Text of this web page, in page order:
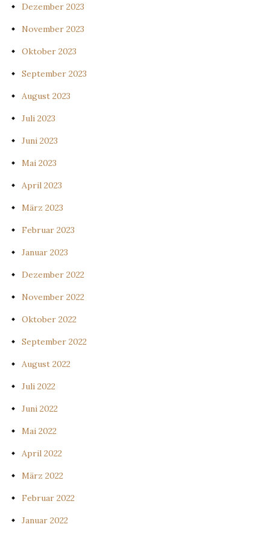
Dezember 2023
November 2023
Oktober 2023
September 2023
August 2023
Juli 2023
Juni 2023
Mai 2023
April 2023
März 2023
Februar 2023
Januar 2023
Dezember 2022
November 2022
Oktober 2022
September 2022
August 2022
Juli 2022
Juni 2022
Mai 2022
April 2022
März 2022
Februar 2022
Januar 2022